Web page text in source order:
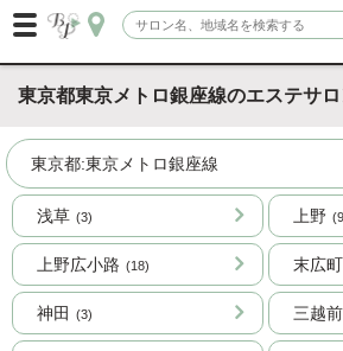
東京都東京メトロ銀座線のエステサ
東京都:東京メトロ銀座線
浅草 (3) 上野
上野広小路 (18) 末広町
神田 (3) 三越前